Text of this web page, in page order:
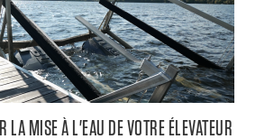
LA MISE À L'EAU DE VOTRE ÉLEVATEUR